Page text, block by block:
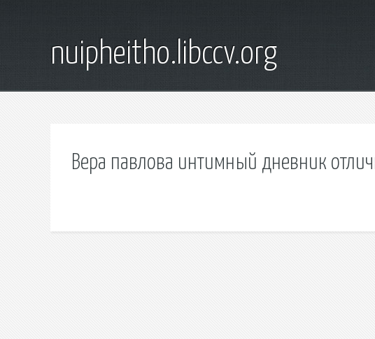
nuipheitho.libccv.org
Вера павлова интимный дневник